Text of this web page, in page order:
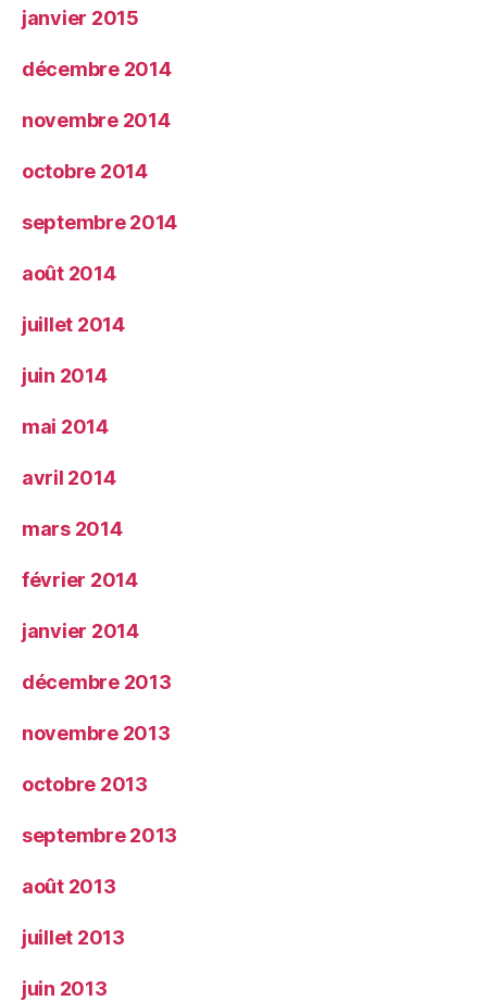
janvier 2015
décembre 2014
novembre 2014
octobre 2014
septembre 2014
août 2014
juillet 2014
juin 2014
mai 2014
avril 2014
mars 2014
février 2014
janvier 2014
décembre 2013
novembre 2013
octobre 2013
septembre 2013
août 2013
juillet 2013
juin 2013